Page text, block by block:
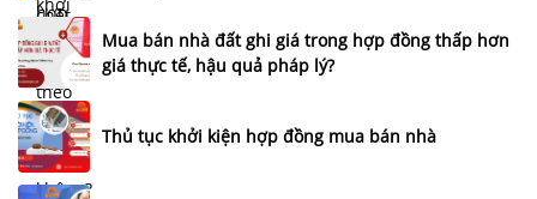
Mua bán nhà đất ghi giá trong hợp đồng thấp hơn
giá thực tế, hậu quả pháp lý?
Thủ tục khởi kiện hợp đồng mua bán nhà